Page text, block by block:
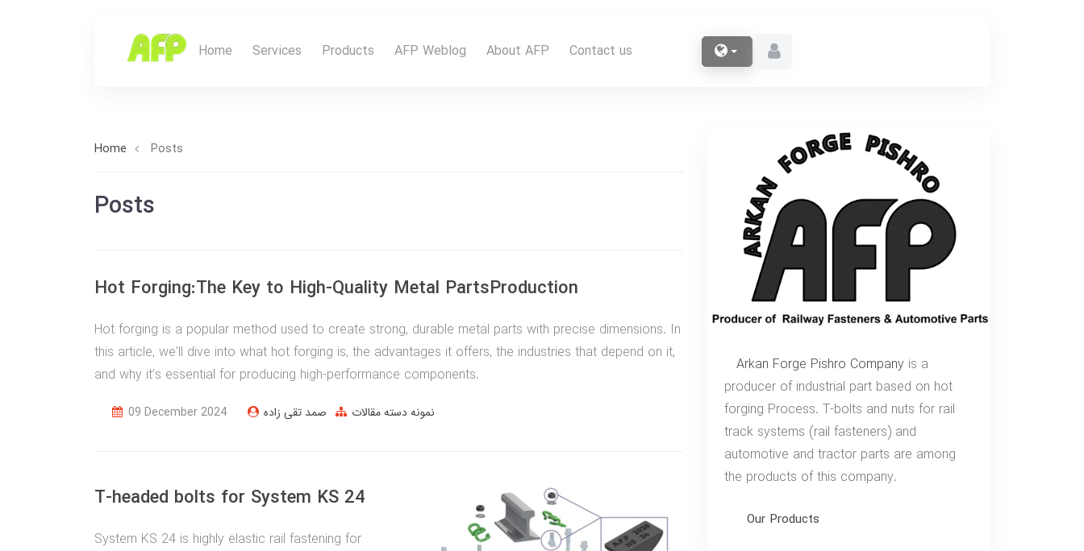
Home Services Products AFP Weblog About AFP Contact us
Home Posts
Posts
Hot Forging:The Key to High-Quality Metal PartsProduction
Hot forging is a popular method used to create strong, durable metal parts with precise dimensions. In
this article, we’ll dive into what hot forging is, the advantages it offers, the industries that depend on it,
and why it’s essential for producing high-performance components.
09 December 2024 صمد تقی زاده نمونه دسته مقالات
T-headed bolts for System KS 24
System KS 24 is highly elastic rail fastening for
Arkan Forge Pishro Company is a
producer of industrial part based on hot
forging Process. T-bolts and nuts for rail
track systems (rail fasteners) and
automotive and tractor parts are among
the products of this company.
Our Products